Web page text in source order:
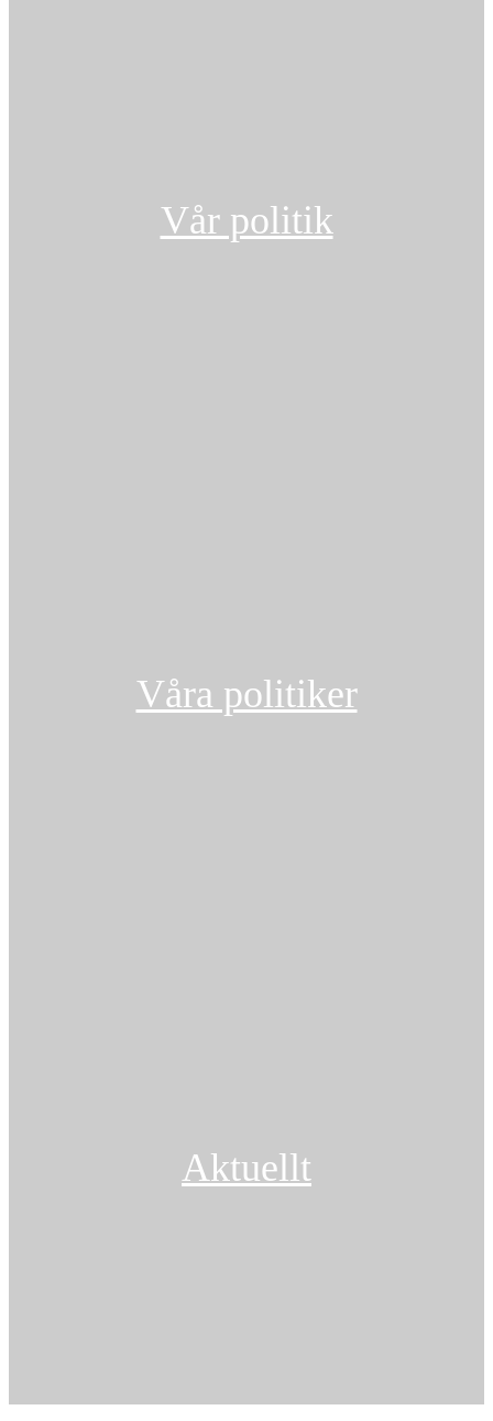
Vår politik
Våra politiker
Aktuellt